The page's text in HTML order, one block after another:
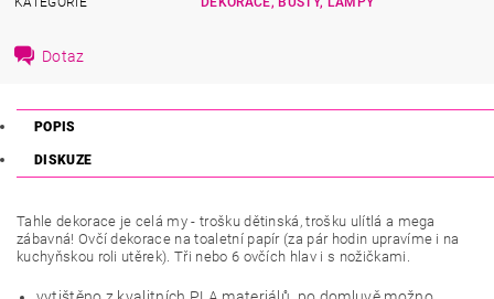
Dotaz
POPIS
DISKUZE
Tahle dekorace je celá my - trošku dětinská, trošku ulítlá a mega
zábavná! Ovčí dekorace na toaletní papír (za pár hodin upravíme i na
kuchyňskou roli utěrek). Tři nebo 6 ovčích hlav i s nožičkami.